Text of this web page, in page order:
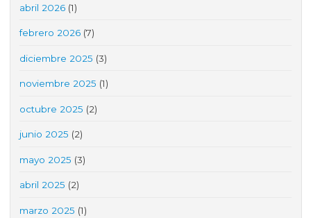
abril 2026 (1)
febrero 2026 (7)
diciembre 2025 (3)
noviembre 2025 (1)
octubre 2025 (2)
junio 2025 (2)
mayo 2025 (3)
abril 2025 (2)
marzo 2025 (1)